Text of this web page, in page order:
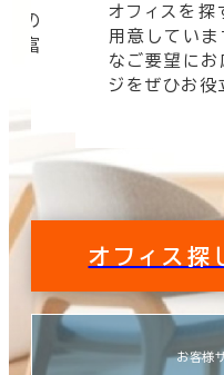
の
豊富
オフィスを
用意してい
なご要望にお
ジをぜひお役
オフィス探
お客様